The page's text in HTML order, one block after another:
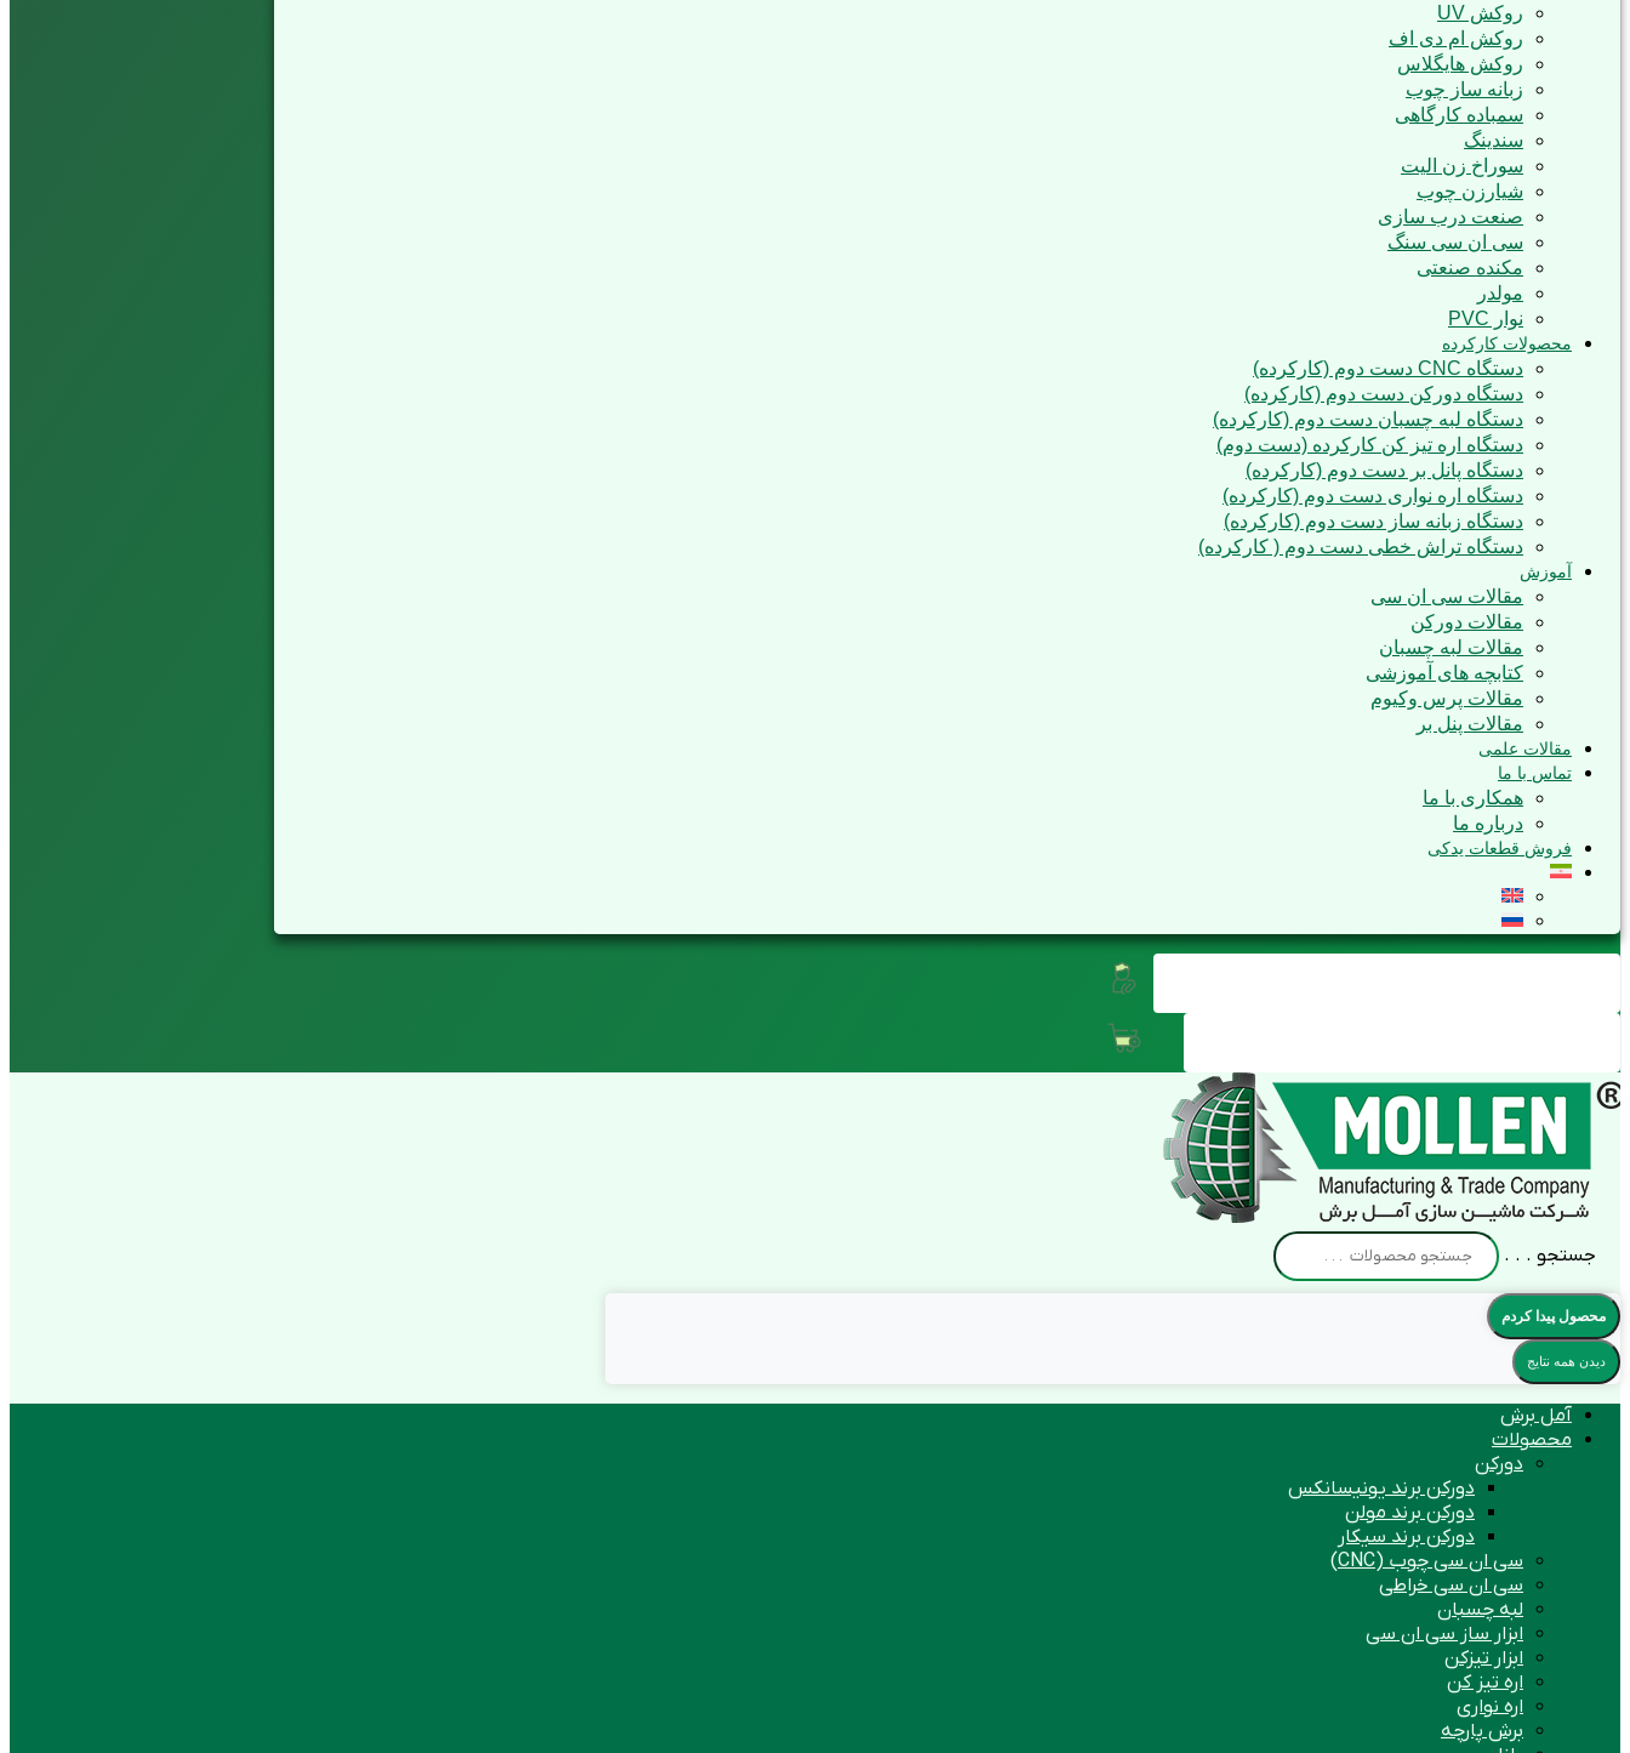
روکش UV
روکش ام دی اف
روکش هایگلاس
زبانه ساز چوب
سمباده کارگاهی
سندینگ
سوراخ زن الیت
شیارزن چوب
صنعت درب سازی
سی ان سی سنگ
مکنده صنعتی
مولدر
نوار PVC
محصولات کارکرده
دستگاه CNC دست دوم (کارکرده)
دستگاه دورکن دست دوم (کارکرده)
دستگاه لبه چسبان دست دوم (کارکرده)
دستگاه اره تیز کن کارکرده (دست دوم)
دستگاه پانل بر دست دوم (کارکرده)
دستگاه اره نواری دست دوم (کارکرده)
دستگاه زبانه ساز دست دوم (کارکرده)
دستگاه تراش خطی دست دوم ( کارکرده)
آموزش
مقالات سی ان سی
مقالات دورکن
مقالات لبه چسبان
کتابچه های آموزشی
مقالات پرس وکیوم
مقالات پنل بر
مقالات علمی
تماس با ما
همکاری با ما
درباره ما
فروش قطعات یدکی
جستجو . . .
محصول پیدا کردم
دیدن همه نتایج
آمل برش
محصولات
دورکن
دورکن برند یونیسانکس
دورکن برند مولن
دورکن برند سیکار
سی ان سی چوب (CNC)
سی ان سی خراطی
لبه چسبان
ابزار ساز سی ان سی
ابزار تیزکن
اره تیز کن
اره نواری
برش پارچه